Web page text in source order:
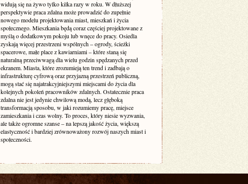
widują się na żywo tylko kilka razy w roku. W dłuższej
perspektywie praca zdalna może prowadzić do zupełnie
nowego modelu projektowania miast, mieszkań i życia
społecznego. Mieszkania będą coraz częściej projektowane z
myślą o dodatkowym pokoju lub wnęce do pracy. Osiedla
zyskają więcej przestrzeni wspólnych – ogrody, ścieżki
spacerowe, małe place z kawiarniami – które staną się
naturalną przeciwwagą dla wielu godzin spędzanych przed
ekranem. Miasta, które zrozumieją ten trend i zadbają o
infrastrukturę cyfrową oraz przyjazną przestrzeń publiczną,
mogą stać się najatrakcyjniejszymi miejscami do życia dla
kolejnych pokoleń pracowników zdalnych. Ostatecznie praca
zdalna nie jest jedynie chwilową modą, lecz głęboką
transformacją sposobu, w jaki rozumiemy pracę, miejsce
zamieszkania i czas wolny. To proces, który niesie wyzwania,
ale także ogromne szanse – na lepszą jakość życia, większą
elastyczność i bardziej zrównoważony rozwój naszych miast i
społeczności.